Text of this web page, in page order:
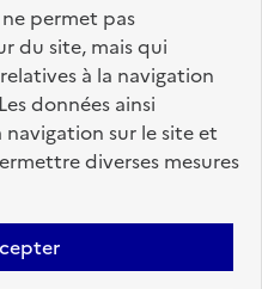
permet pas
du site, mais qui
à la navigation
données ainsi
sur le site et
diverses mesures
2026
forestier chargé de